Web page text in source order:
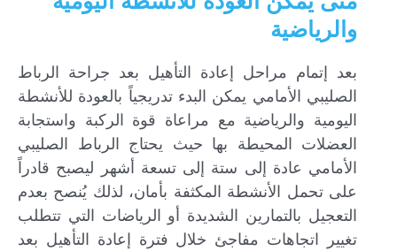
والرياضية
بعد إتمام مراحل إعادة التأهيل بعد جراحة الرباط
الصليبي الأمامي يمكن البدء تدريجياً بالعودة للأنشطة
اليومية والرياضية مع مراعاة قوة الركبة واستجابة
العضلات المحيطة بها حيث يحتاج الرباط الصليبي
الأمامي عادة إلى ستة إلى تسعة أشهر ليصبح قادراً
على تحمل الأنشطة المكثفة بأمان، لذلك يُنصح بعدم
التعجيل بالتمارين الشديدة أو الرياضات التي تتطلب
تغيير اتجاهات مفاجئ خلال فترة إعادة التأهيل بعد